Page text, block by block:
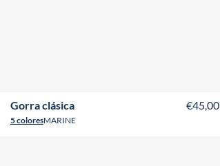
Gorra clásica
5 coloresMARINE
€45,00